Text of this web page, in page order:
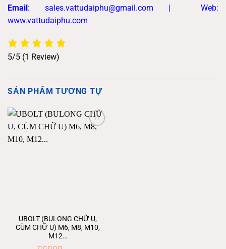
Email: sales.vattudaiphu@gmail.com |
Web:
www.vattudaiphu.com
5/5 (1 Review)
SẢN PHẨM TƯƠNG TỰ
UBOLT (BULONG CHỮ U,
CÙM CHỮ U) M6, M8, M10,
M12…